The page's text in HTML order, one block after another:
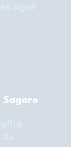
Sagaro